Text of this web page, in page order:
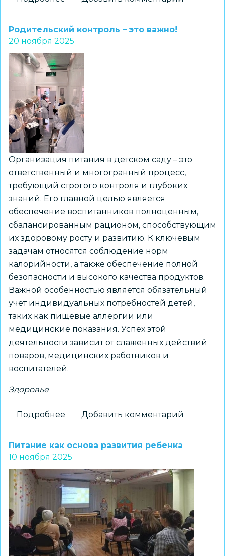
организации
специализированного
питания
представили
директору
Федерального
центра
мониторинга
питания
обучающихся
Родительский контроль – это важно!
20 ноября 2025
Организация питания в детском саду – это
ответственный и многогранный процесс,
требующий строгого контроля и глубоких
знаний. Его главной целью является
обеспечение воспитанников полноценным,
сбалансированным рационом, способствующим
их здоровому росту и развитию. К ключевым
задачам относятся соблюдение норм
калорийности, а также обеспечение полной
безопасности и высокого качества продуктов.
Важной особенностью является обязательный
учёт индивидуальных потребностей детей,
таких как пищевые аллергии или
медицинские показания. Успех этой
деятельности зависит от слаженных действий
поваров, медицинских работников и
воспитателей.
Здоровье
Подробнее
–
это
важно!
Добавить комментарий
Питание как основа развития ребенка
10 ноября 2025